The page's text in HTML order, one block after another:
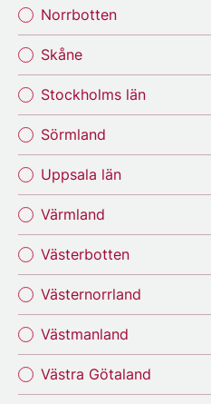
Norrbotten
Skåne
Stockholms län
Sörmland
Uppsala län
Värmland
Västerbotten
Västernorrland
Västmanland
Västra Götaland